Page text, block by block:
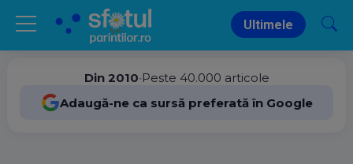
Ultimele
Din 2010•Peste 40.000 articole
Adaugă-ne ca sursă preferată în Google